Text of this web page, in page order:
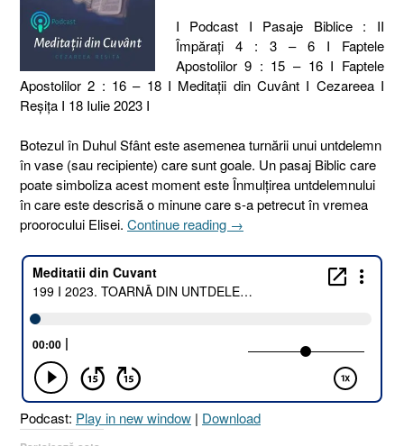
I Podcast I Pasaje Biblice : II
Împăraţi 4 : 3 – 6 I Faptele
Apostolilor 9 : 15 – 16 I Faptele
Apostolilor 2 : 16 – 18 I Meditaţii din Cuvânt I Cezareea I
Reşiţa I 18 Iulie 2023 I
Botezul în Duhul Sfânt este asemenea turnării unui untdelemn
în vase (sau recipiente) care sunt goale. Un pasaj Biblic care
poate simboliza acest moment este Înmulțirea untdelemnului
în care este descrisă o minune care s-a petrecut în vremea
proorocului Elisei. Continue reading „199
2023.
TOARNĂ
DIN
VASE
[2
→
Podcast: Play in new window | Download